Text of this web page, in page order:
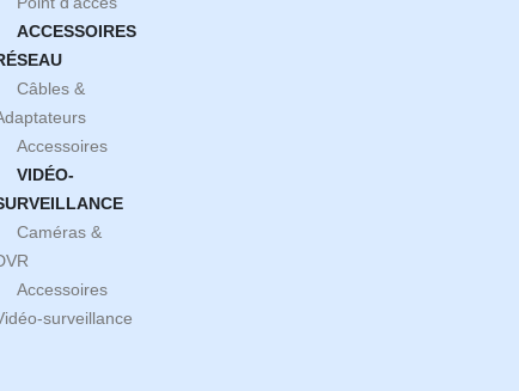
ACCESSOIRES
Câbles &
Accessoires
VIDÉO-
Caméras &
Accessoires
surveillance